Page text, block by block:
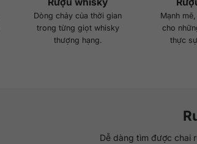
Dòng chảy của thời gian
trong từng giọt whisky
thượng hạng.
Mạnh
cho
thực
Dễ dàng tìm được chai